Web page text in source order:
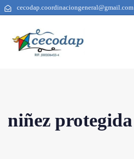
cecodap.coordinaciongeneral@gmail.com
niñez protegida